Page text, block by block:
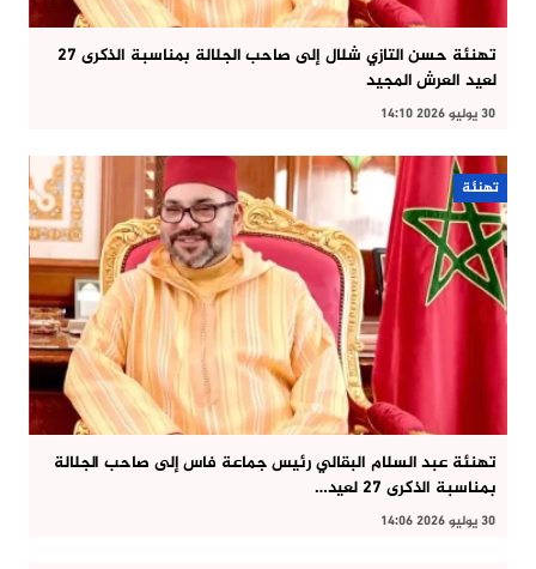
تهنئة حسن التازي شلال إلى صاحب الجلالة بمناسبة الذكرى 27
لعيد العرش المجيد
30 يوليو 2026 14:10
تهنئة
تهنئة عبد السلام البقالي رئيس جماعة فاس إلى صاحب الجلالة
بمناسبة الذكرى 27 لعيد…
30 يوليو 2026 14:06